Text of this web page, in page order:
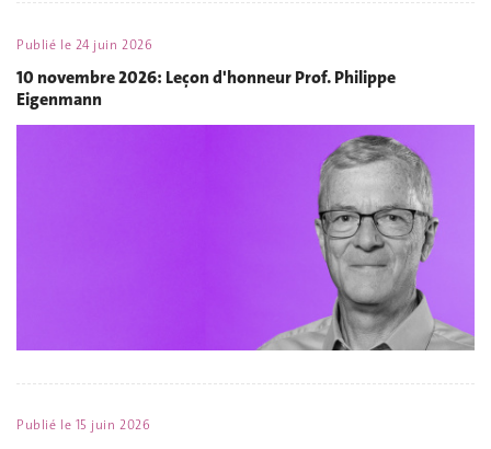
Publié le 24 juin 2026
10 novembre 2026: Leçon d'honneur Prof. Philippe
Eigenmann
Publié le 15 juin 2026